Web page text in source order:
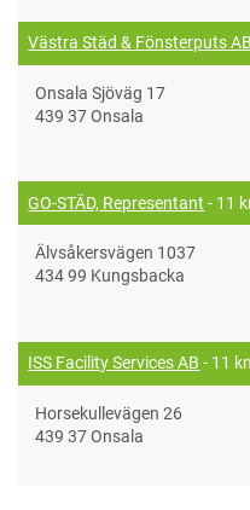
Västra Städ & Fönsterputs AB
Onsala Sjöväg 17
439 37 Onsala
GO-STÄD, Representant - 11
Älvsåkersvägen 1037
434 99 Kungsbacka
ISS Facility Services AB - 11
Horsekullevägen 26
439 37 Onsala